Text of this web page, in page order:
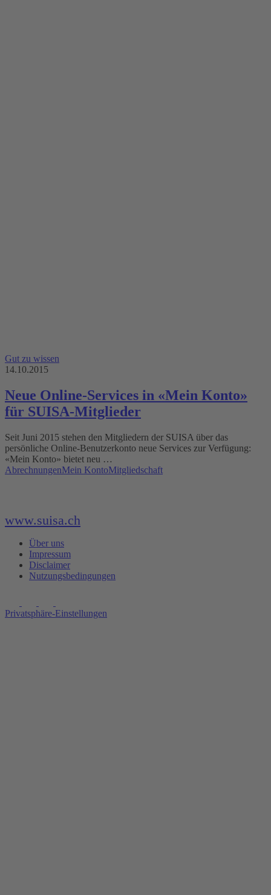
Gut zu wissen
14.10.2015
Neue Online-Services in «Mein Konto»
für SUISA-Mitglieder
Seit Juni 2015 stehen den Mitgliedern der SUISA über das
persönliche Online-Benutzerkonto neue Services zur Verfügung:
«Mein Konto» bietet neu …
AbrechnungenMein KontoMitgliedschaft
www.suisa.ch
Über uns
Impressum
Disclaimer
Nutzungsbedingungen
Privatsphäre-Einstellungen